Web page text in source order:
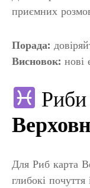
приємних
Порада:
Висновок: нові
Для Риб карта
глибокі